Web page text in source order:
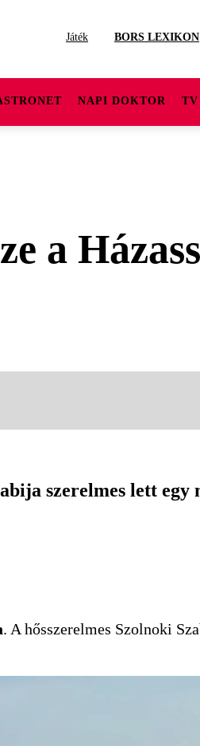
Játék BORS LEXIKON
NAPI DOKTOR TV
a
szerelmes lett egy
. A hősszerelmes Szolnoki